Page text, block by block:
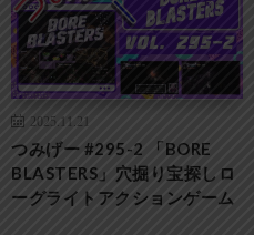
2025.11.21
つみげー #295-2 「BORE
BLASTERS」穴掘り宝探しロ
ーグライトアクションゲーム